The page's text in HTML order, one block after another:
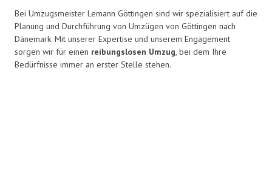
Bei Umzugsmeister Lemann Göttingen sind wir spezialisiert auf die
Planung und Durchführung von Umzügen von Göttingen nach
Dänemark. Mit unserer Expertise und unserem Engagement
sorgen wir für einen reibungslosen Umzug, bei dem Ihre
Bedürfnisse immer an erster Stelle stehen.